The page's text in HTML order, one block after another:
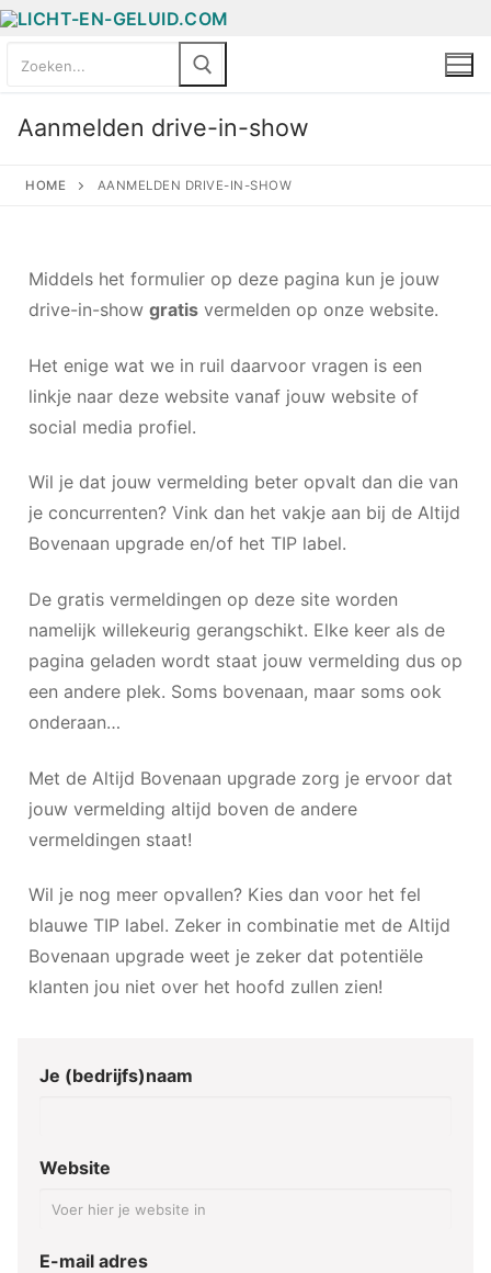
Aanmelden drive-in-show
HOME AANMELDEN DRIVE-IN-SHOW
Middels het formulier op deze pagina kun je jouw
drive-in-show gratis vermelden op onze website.
Het enige wat we in ruil daarvoor vragen is een
linkje naar deze website vanaf jouw website of
social media profiel.
Wil je dat jouw vermelding beter opvalt dan die van
je concurrenten? Vink dan het vakje aan bij de Altijd
Bovenaan upgrade en/of het TIP label.
De gratis vermeldingen op deze site worden
namelijk willekeurig gerangschikt. Elke keer als de
pagina geladen wordt staat jouw vermelding dus op
een andere plek. Soms bovenaan, maar soms ook
onderaan…
Met de Altijd Bovenaan upgrade zorg je ervoor dat
jouw vermelding altijd boven de andere
vermeldingen staat!
Wil je nog meer opvallen? Kies dan voor het fel
blauwe TIP label. Zeker in combinatie met de Altijd
Bovenaan upgrade weet je zeker dat potentiële
klanten jou niet over het hoofd zullen zien!
Je (bedrijfs)naam
Website
E-mail adres